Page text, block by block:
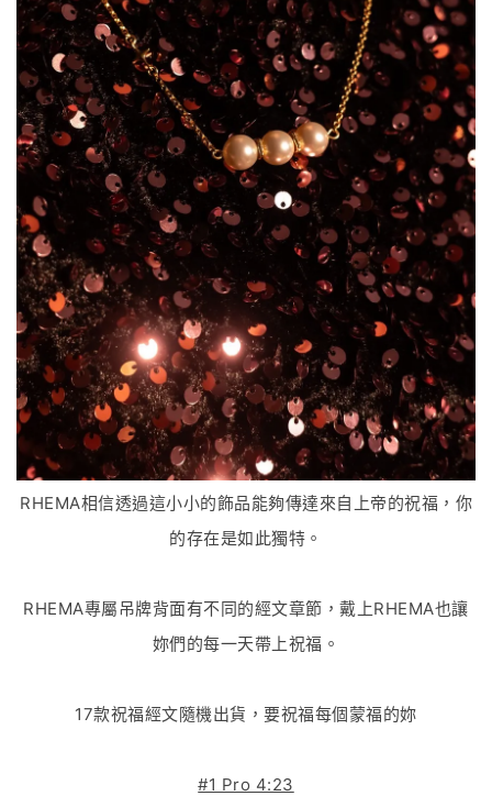
RHEMA相信透過這小小的飾品能夠傳達來自上帝的祝福，你
的存在是如此獨特。
RHEMA專屬吊牌背面有不同的經文章節，戴上RHEMA也讓
妳們的每一天帶上祝福。
17款祝福經文隨機出貨，要祝福每個蒙福的妳
#1 Pro 4:23